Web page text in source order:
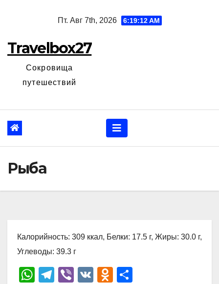
Пт. Авг 7th, 2026 6:19:13 AM
Travelbox27
Сокровища
путешествий
Рыба
Калорийность: 309 ккал, Белки: 17.5 г, Жиры: 30.0 г,
Углеводы: 39.3 г
W
T
Vi
V
O